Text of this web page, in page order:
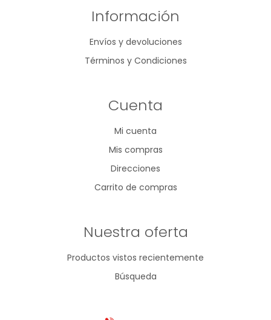
Información
Envíos y devoluciones
Términos y Condiciones
Cuenta
Mi cuenta
Mis compras
Direcciones
Carrito de compras
Nuestra oferta
Productos vistos recientemente
Búsqueda